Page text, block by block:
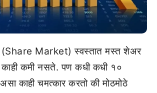
(Share Market) स्वस्तात मस्त शेअर
काही कमी नसते. पण कधी कधी १०
काही चमत्कार करतो की मोठमोठे